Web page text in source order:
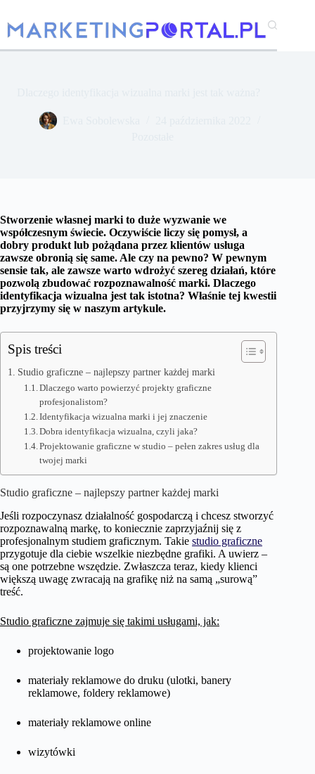
treści
Stworzenie własnej marki to duże wyzwanie we
współczesnym świecie. Oczywiście liczy się pomysł, a
dobry produkt lub pożądana przez klientów usługa
zawsze obronią się same. Ale czy na pewno? W pewnym
sensie tak, ale zawsze warto wdrożyć szereg działań, które
pozwolą zbudować rozpoznawalność marki. Dlaczego
identyfikacja wizualna jest tak istotna? Właśnie tej kwestii
przyjrzymy się w naszym artykule.
Spis treści
Studio graficzne – najlepszy partner każdej marki
Dlaczego warto powierzyć projekty graficzne
profesjonalistom?
Identyfikacja wizualna marki i jej znaczenie
Dobra identyfikacja wizualna, czyli jaka?
Projektowanie graficzne w studio – pełen zakres usług dla
twojej marki
Studio graficzne – najlepszy partner każdej marki
Jeśli rozpoczynasz działalność gospodarczą i chcesz stworzyć
rozpoznawalną markę, to koniecznie zaprzyjaźnij się z
profesjonalnym studiem graficznym. Takie studio graficzne
przygotuje dla ciebie wszelkie niezbędne grafiki. A uwierz –
są one potrzebne wszędzie. Zwłaszcza teraz, kiedy klienci
większą uwagę zwracają na grafikę niż na samą „surową”
treść.
Studio graficzne zajmuje się takimi usługami, jak:
projektowanie logo
materiały reklamowe do druku (ulotki, banery
reklamowe, foldery reklamowe)
materiały reklamowe online
wizytówki